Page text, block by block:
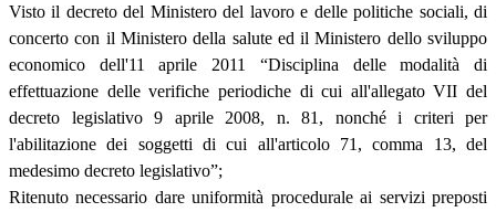
Visto il decreto del Ministero del lavoro e delle politiche sociali, di
concerto con il Ministero della salute ed il Ministero dello sviluppo
economico dell'11 aprile 2011 “Disciplina delle modalità di
effettuazione delle verifiche periodiche di cui all'allegato VII del
decreto legislativo 9 aprile 2008, n. 81, nonché i criteri per
l'abilitazione dei soggetti di cui all'articolo 71, comma 13, del
medesimo decreto legislativo”;
Ritenuto necessario dare uniformità procedurale ai servizi preposti